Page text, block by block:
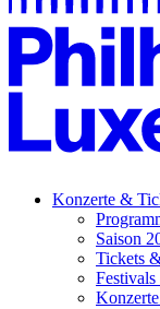
Konzerte &
Saison
Tickets